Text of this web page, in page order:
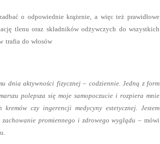
o odpowiednie krążenie, a więc też prawidłowe
tlenu oraz składników odżywczych do wszystkich
trafia do włosów
dnia aktywności fizycznej – codziennie. Jedną z form
polepsza się moje samopoczucie i rozpiera mnie
czy ingerencji medycyny estetycznej. Jestem
promiennego i zdrowego wyglądu – mówi